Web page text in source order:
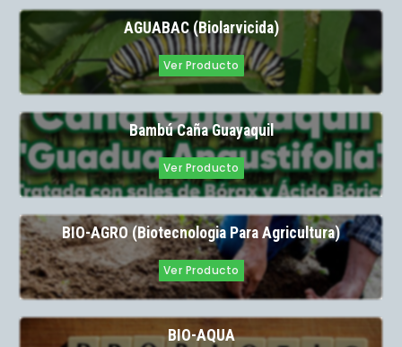
AGUABAC (Biolarvicida)
Ver Producto
Bambú Caña Guayaquil
Ver Producto
BIO-AGRO (Biotecnologia Para Agricultura)
Ver Producto
BIO-AQUA